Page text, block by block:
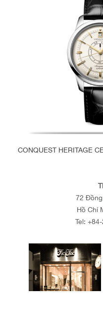
CONQUEST HERITAGE
72
Hồ Chí
Tel: